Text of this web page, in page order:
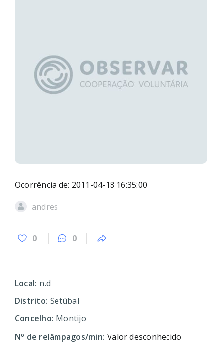
Ocorrência de: 2011-04-18 16:35:00
andres
0 0
Local: n.d
Distrito: Setúbal
Concelho: Montijo
Nº de relâmpagos/min: Valor desconhecido